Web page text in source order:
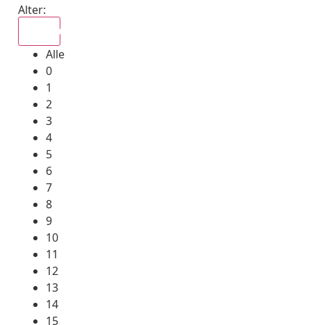
Alter:
Alle
0
1
2
3
4
5
6
7
8
9
10
11
12
13
14
15